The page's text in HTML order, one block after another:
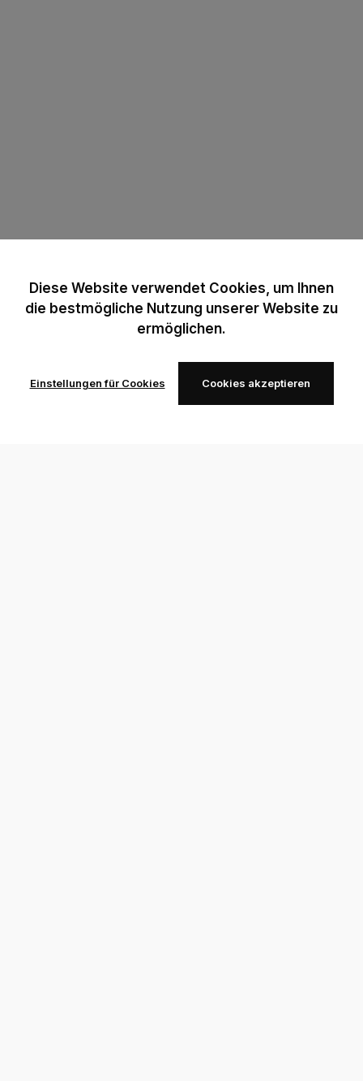
Diese Website verwendet Cookies, um Ihnen
die bestmögliche Nutzung unserer Website zu
ermöglichen.
Einstellungen für Cookies Cookies akzeptieren